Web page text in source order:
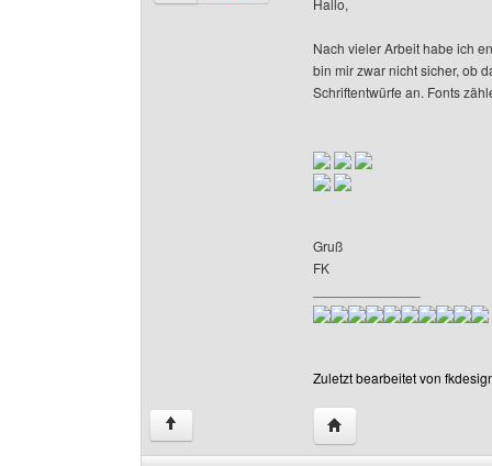
Hallo,
Nach vieler Arbeit habe ich
bin mir zwar nicht sicher, ob
Schriftentwürfe an. Fonts
Gruß
FK
Zuletzt bearbeitet von
↑ Website dieses